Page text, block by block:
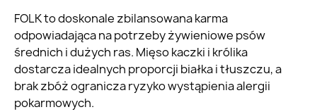
FOLK to doskonale zbilansowana karma
odpowiadająca na potrzeby żywieniowe psów
średnich i dużych ras. Mięso kaczki i królika
dostarcza idealnych proporcji białka i tłuszczu, a
brak zbóż ogranicza ryzyko wystąpienia alergii
pokarmowych.